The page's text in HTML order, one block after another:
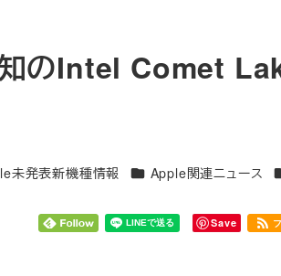
のIntel Comet
ー未発表新機種情報 カテゴリー
Apple関連ニュース
Save